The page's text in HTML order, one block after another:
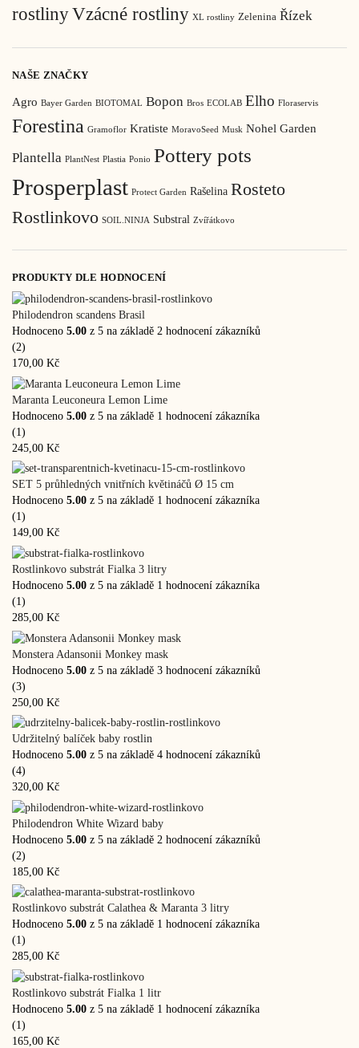
rostlinyVzácné rostliny XL rostliny Zelenina Řízek
NAŠE ZNAČKY
Agro Bayer Garden BIOTOMAL Bopon Bros ECOLAB Elho Floraservis
Forestina Gramoflor Kratiste MoravoSeed Musk Nohel Garden
Plantella PlantNest Plastia Ponio Pottery pots
Prosperplast Protect Garden Rašelina Rosteto
Rostlinkovo SOIL.NINJA Substral Zvířátkovo
PRODUKTY DLE HODNOCENÍ
Philodendron scandens Brasil
Hodnoceno 5.00 z 5 na základě 2 hodnocení zákazníků
(2)
170,00 Kč
Maranta Leuconeura Lemon Lime
Hodnoceno 5.00 z 5 na základě 1 hodnocení zákazníka
(1)
245,00 Kč
SET 5 průhledných vnitřních květináčů Ø 15 cm
Hodnoceno 5.00 z 5 na základě 1 hodnocení zákazníka
(1)
149,00 Kč
Rostlinkovo substrát Fialka 3 litry
Hodnoceno 5.00 z 5 na základě 1 hodnocení zákazníka
(1)
285,00 Kč
Monstera Adansonii Monkey mask
Hodnoceno 5.00 z 5 na základě 3 hodnocení zákazníků
(3)
250,00 Kč
Udržitelný balíček baby rostlin
Hodnoceno 5.00 z 5 na základě 4 hodnocení zákazníků
(4)
320,00 Kč
Philodendron White Wizard baby
Hodnoceno 5.00 z 5 na základě 2 hodnocení zákazníků
(2)
185,00 Kč
Rostlinkovo substrát Calathea & Maranta 3 litry
Hodnoceno 5.00 z 5 na základě 1 hodnocení zákazníka
(1)
285,00 Kč
Rostlinkovo substrát Fialka 1 litr
Hodnoceno 5.00 z 5 na základě 1 hodnocení zákazníka
(1)
165,00 Kč